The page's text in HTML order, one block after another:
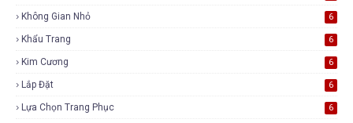
Không Gian Nhỏ 6
Khẩu Trang 6
Kim Cương 6
Lắp Đặt 6
Lựa Chọn Trang Phục 6